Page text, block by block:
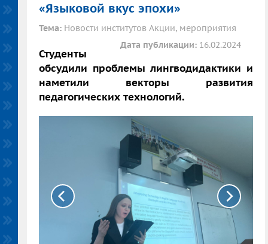
«Языковой вкус эпохи»
Тема: Новости институтов Акции, мероприятия
Дата публикации: 16.02.2024
Студенты
обсудили проблемы лингводидактики и
наметили векторы развития
педагогических технологий.